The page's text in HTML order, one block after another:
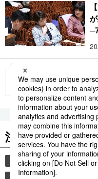
も
注目のキーワー
共同通信ニュース 気